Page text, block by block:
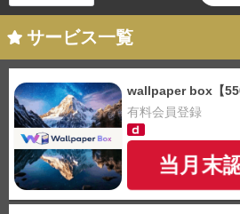
サービス一覧
wallpaper box【
有料会員登録
当月末